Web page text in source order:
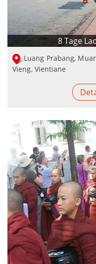
8 Tage
Luang Prabang,
Vieng, Vientiane